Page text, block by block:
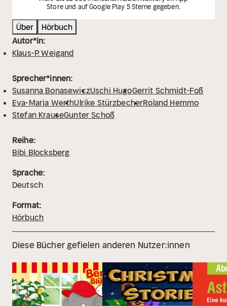
Store und auf Google Play 5 Sterne gegeben.
Über
Hörbuch
Autor*in:
Klaus-P. Weigand
Sprecher*innen:
Susanna BonasewiczUschi HugoGerrit Schmidt-Foß
Eva-Maria WerthUlrike StürzbecherRoland Hemmo
Stefan KrauseGunter Schoß
Reihe:
Bibi Blocksberg
Sprache:
Deutsch
Format:
Hörbuch
Diese Bücher gefielen anderen Nutzer:innen